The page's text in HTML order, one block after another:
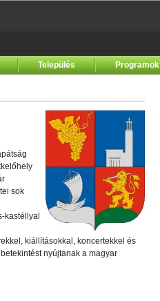
Település Programok
sok
kastéllyal
kiállításokkal, koncertekkel és
nyújtanak a magyar